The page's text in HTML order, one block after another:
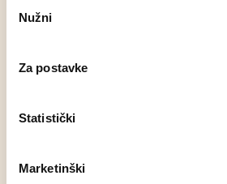
pristanka
Nužni
Za postavke
Statistički
Marketinški
gospodarstva, poticanje
predvođena Europskom bankom
EBRD sudjeluje s do 50 milijuna